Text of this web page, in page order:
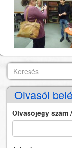
Search
Keresés
Olvasói
Olvasójegy szám